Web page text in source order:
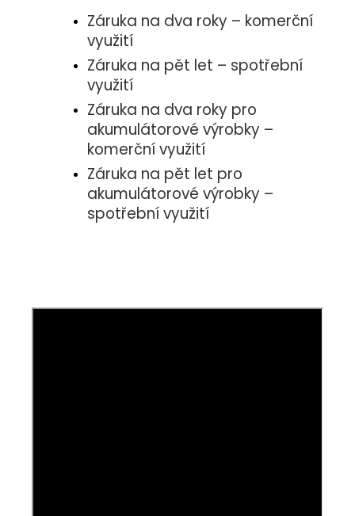
Záruka na dva roky – komerční
využití
Záruka na pět let – spotřební
využití
Záruka na dva roky pro
akumulátorové výrobky –
komerční využití
Záruka na pět let pro
akumulátorové výrobky –
spotřební využití